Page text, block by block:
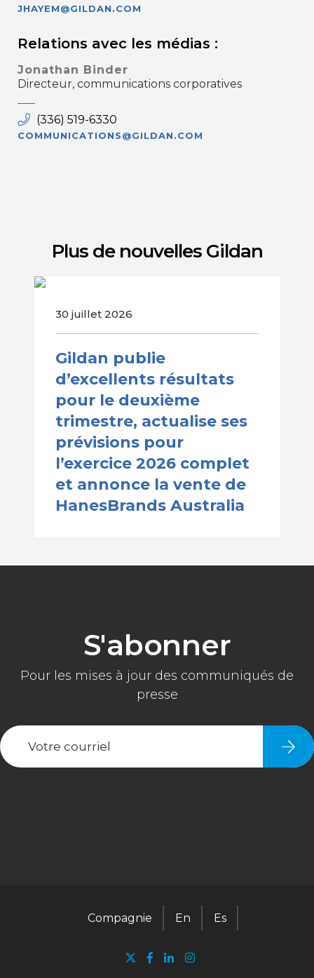
JHAYEM@GILDAN.COM
Relations avec les médias :
Jonathan Binder
Directeur, communications corporatives
(336) 519-6330
COMMUNICATIONS@GILDAN.COM
Plus de nouvelles Gildan
30 juillet 2026
Gildan publie
d’excellents résultats
pour le deuxième
trimestre, actualise ses
prévisions pour
l’exercice 2026 complet
et annonce la vente de
HanesBrands Australia
Compagnie En Es